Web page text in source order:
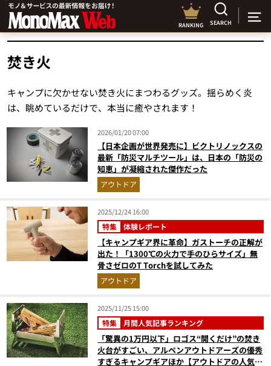
RANKING SEARCH
焚き火
キャンプに欠かせない焚き火にまつわるグッズ。揺らめく炎
は、眺めているだけで、本当に癒やされます！
2026/01/20 07:00
【日本企画が世界発売に】ビクトリノックスの
最新「防災マルチツール」は、日本の「防災の
知恵」が凝縮された傑作だった
アウトドア
2025/12/24 16:00
特集 体験レポート
【キャンプギア界に革命】ガストーチの正解が
出た！「1300℃の火力で手のひらサイズ」無
骨さゼロのT Torchを試してみた
アウトドア
2025/11/25 15:00
特集 月間人気記事ランキング
「驚異の1万円以下」ロゴス“開くだけ”の焚き
火台がすごい、アルペンアウトドアーズの優秀
すぎるキャンプギアほか【アウトドアの人気記